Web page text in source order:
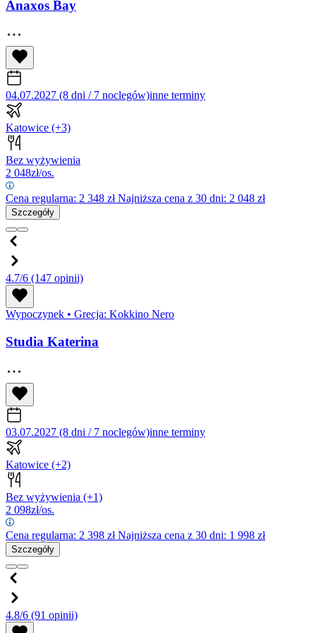
Anaxos Bay
04.07.2027 (8 dni / 7 noclegów)inne terminy
Katowice (+3)
Bez wyżywienia
2 048zł/os.
Cena regularna: 2 348 złNajniższa cena z 30 dni: 2 048 zł
Szczegóły
4.7/6 (147 opinii)
Wypoczynek • Grecja: Kokkino Nero
Studia Katerina
03.07.2027 (8 dni / 7 noclegów)inne terminy
Katowice (+2)
Bez wyżywienia (+1)
2 098zł/os.
Cena regularna: 2 398 złNajniższa cena z 30 dni: 1 998 zł
Szczegóły
4.8/6 (91 opinii)